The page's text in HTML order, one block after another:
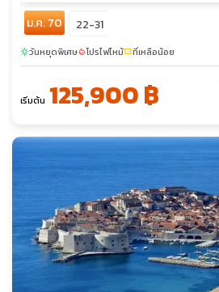
ม.ค. 70 22-31
sunnyวันหยุดพิเศษlocal_fire_departmentโปรไฟไหม้confirmation_numberที่เหลือน้อย
เริ่มต้น 125,900 ฿